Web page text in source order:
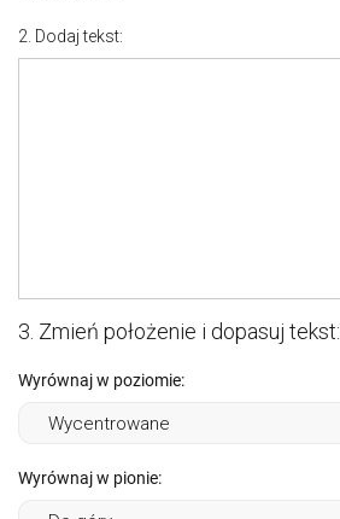
2. Dodaj tekst:
3. Zmień położenie i dopasuj tekst:
Wyrównaj w poziomie:
Wyrównaj w pionie: